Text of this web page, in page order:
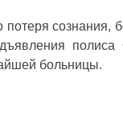
сознания,
больницы.